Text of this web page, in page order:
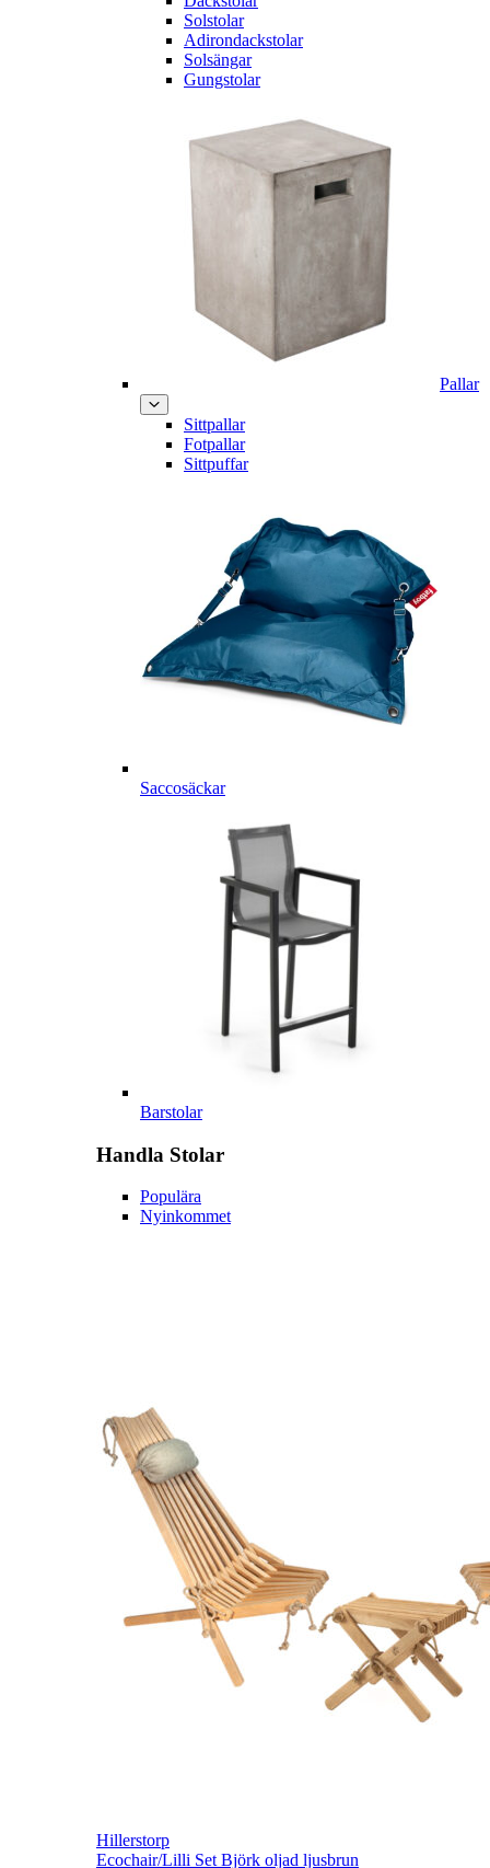
Solstolar
Adirondackstolar
Solsängar
Gungstolar
Pallar
Sittpallar
Fotpallar
Sittpuffar
Saccosäckar
Barstolar
Handla Stolar
Populära
Nyinkommet
Hillerstorp
Ecochair/Lilli Set Björk oljad ljusbrun